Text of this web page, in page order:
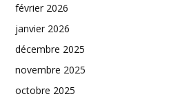
février 2026
janvier 2026
décembre 2025
novembre 2025
octobre 2025